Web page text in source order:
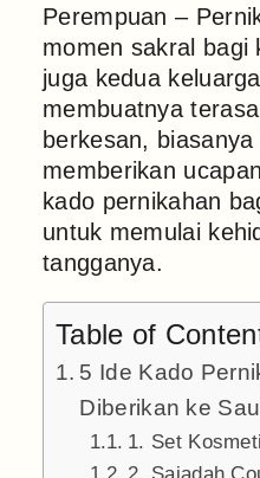
Perempuan –
momen sakral bagi
juga kedua
membuatnya
berkesan,
memberikan
kado pernikahan
untuk memulai
tangganya.
Table of
5 Ide Kado
Diberikan ke
1. Set